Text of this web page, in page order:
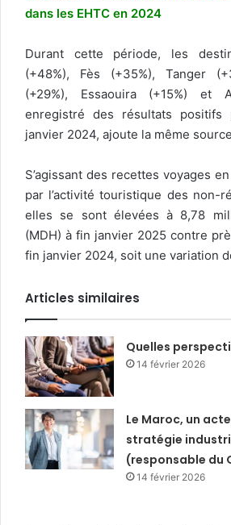
dans les EHTC en 2024
Durant cette période, les
(+48%), Fès (+35%), Tanger
(+29%), Essaouira (+15%) et
enregistré des résultats
janvier 2024, ajoute la même
S’agissant des recettes voyages
par l’activité touristique des non-
elles se sont élevées à 8,78
(MDH) à fin janvier 2025 contre
fin janvier 2024, soit une variation
Articles similaires
Quelles
14 février 2026
Le Maroc, un
stratégie
(responsable du
14 février 2026